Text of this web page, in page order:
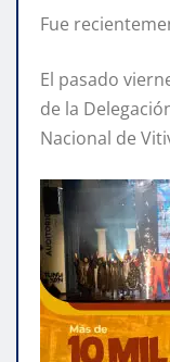
Fue
El pasado
de la
Nacional de